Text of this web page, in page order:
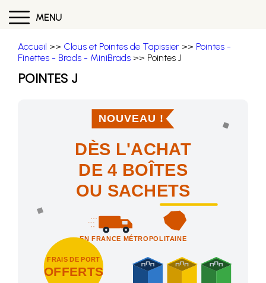
MENU
Accueil >> Clous et Pointes de Tapissier >> Pointes -
Finettes - Brads - MiniBrads >> Pointes J
POINTES J
NOUVEAU !
DÈS L'ACHAT
DE 4 BOÎTES
OU SACHETS
EN FRANCE MÉTROPOLITAINE
FRAIS DE PORT
OFFERTS